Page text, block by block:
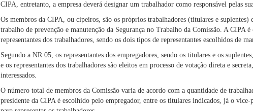
CIPA, entretanto, a empresa deverá designar um trabalhador como responsável pelas
Os membros da CIPA, ou cipeiros, são os próprios trabalhadores (titulares e
trabalho de prevenção e manutenção da Segurança no Trabalho da Comissão. A CIPA
representantes dos trabalhadores, sendo os dois tipos de representantes escolhidos de
Segundo a NR 05, os representantes dos empregadores, sendo os titulares e os
e os representantes dos trabalhadores são eleitos em processo de votação direta e
interessados.
O número total de membros da Comissão varia de acordo com a quantidade de
presidente da CIPA é escolhido pelo empregador, entre os titulares indicados, já o